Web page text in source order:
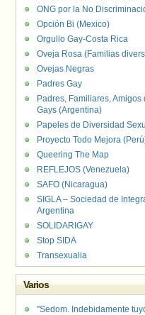
ONG por la No
Opción Bi (Mexico)
Orgullo Gay-Costa Rica
Oveja Rosa (Familias
Ovejas Negras
Padres Gay
Padres, Familiares,
Gays (Argentina)
Papeles de Diversidad
Proyecto Todo Mejora
Queering The Map
REFLEJOS (Venezuela)
SAFO (Nicaragua)
SIGLA – Sociedad de
Argentina
SOLIDARIGAY
Stop SIDA
Transexualia
Varios
"Sedom. Indebidamente